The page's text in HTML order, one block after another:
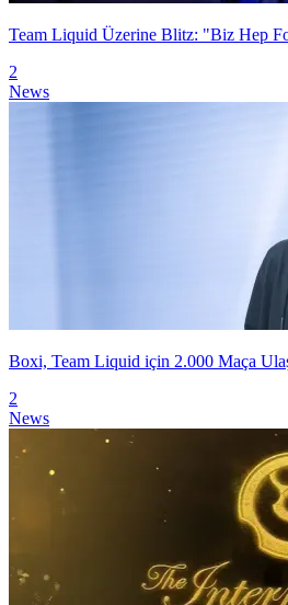
Team Liquid Üzerine Blitz: "Biz Hep
2
News
Boxi, Team Liquid için 2.000 Maça
2
News